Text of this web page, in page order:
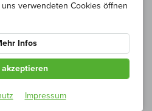
verwendeten Cookies öffnen
Infos
Impressum